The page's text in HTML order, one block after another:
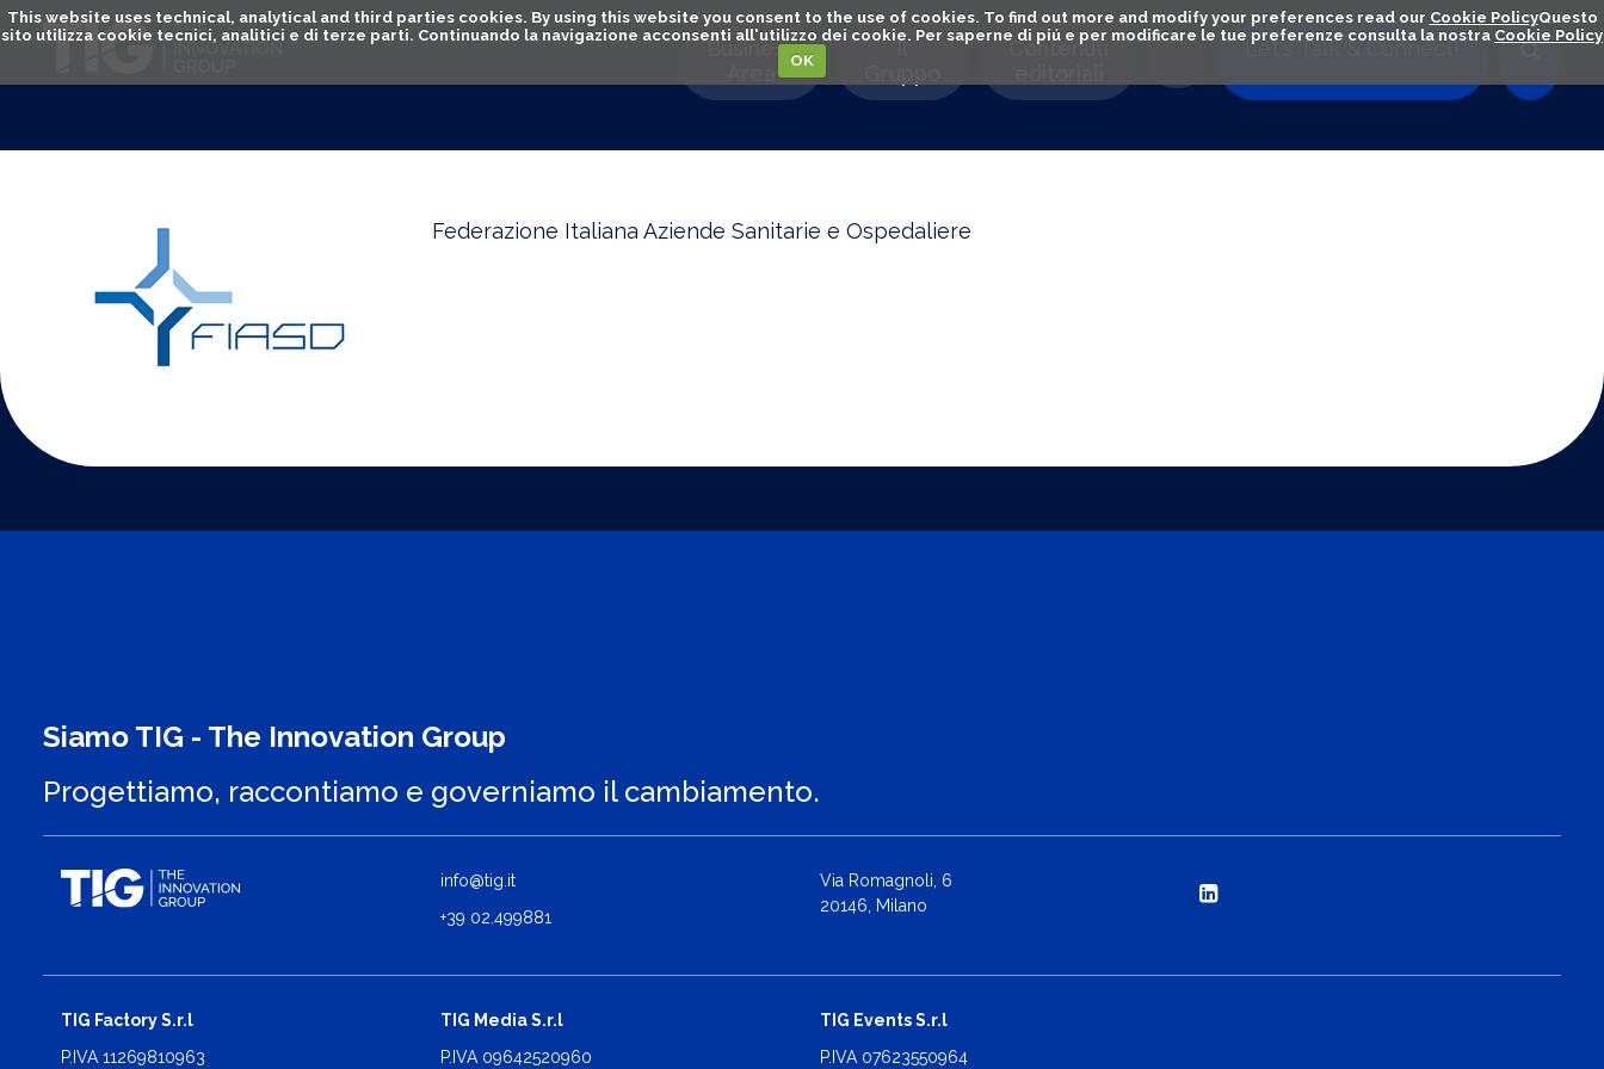
This website uses technical, analytical and third parties cookies. By using this website you consent to the use of cookies. To find out more and modify your preferences read our Cookie PolicyQuesto
sito utilizza cookie tecnici, analitici e di terze parti. Continuando la navigazione acconsenti all'utilizzo dei cookie. Per saperne di piú e per modificare le tue preferenze consulta la nostra Cookie Policy
OK
Let's Talk & Connect!
Business
Il
Contenuti
Federazione Italiana Aziende Sanitarie e Ospedaliere
Siamo TIG - The Innovation Group
Progettiamo, raccontiamo e governiamo il cambiamento.
info@tig.it
+39 02.499881
Via Romagnoli, 6
20146, Milano
TIG Factory S.r.l
P.IVA 11269810963
TIG Media S.r.l
P.IVA 09642520960
TIG Events S.r.l
P.IVA 07623550964